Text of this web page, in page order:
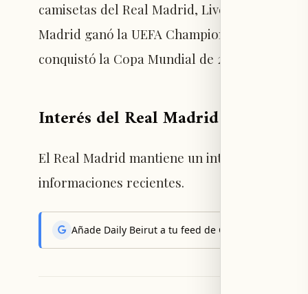
camisetas del Real Madrid, Liverpool,
Madrid ganó la UEFA Champions League en
conquistó la Copa Mundial de 2010 y la
Interés del Real Madrid en Omar
El Real Madrid mantiene un interés por
informaciones recientes.
Añade Daily Beirut a tu feed de Google News y